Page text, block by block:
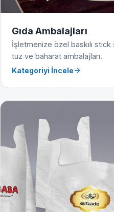
Gıda Ambalajları
İşletmenize özel baskılı
tuz ve baharat ambalajları.
Kategoriyi İncele